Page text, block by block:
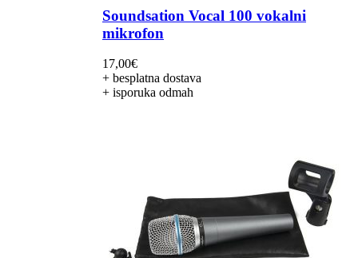
Soundsation Vocal 100 vokalni
mikrofon
17,00€
+ besplatna dostava
+ isporuka odmah